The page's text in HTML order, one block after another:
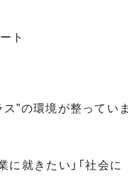
ト
”の環境が整っていま
に就きたい」「社会に